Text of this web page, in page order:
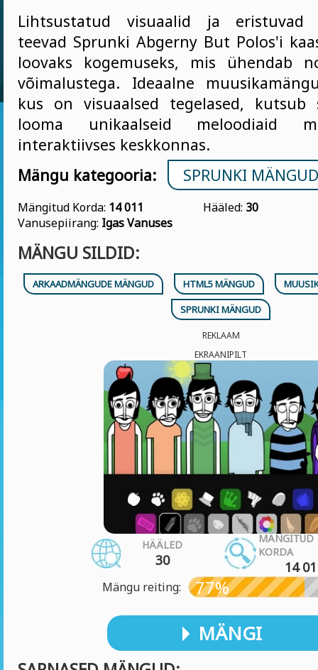
Lihtsustatud visuaalid ja eristuvad
teevad Sprunki Abgerny But Polos'i
loovaks kogemuseks, mis ühendab
võimalustega. Ideaalne
kus on visuaalsed tegelased, kutsub
looma unikaalseid meloodiaid
interaktiivses keskkonnas.
Mängu kategooria:
SPRUNKI MÄNGUD
Mängitud Korda: 14 011 Hääled: 30
Vanusepiirang: Igas Vanuses
MÄNGU SILDID:
ARKAADMÄNGUDE MÄNGUD HTML5 MÄNGUD
SPRUNKI MÄNGUD
REKLAAM
EKRAANIPILT
HÄÄLED
30
MÄNGITUD
KORDA
14
Mängu reiting: 77%
MÄNGI